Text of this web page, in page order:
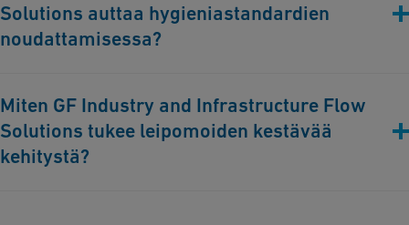
järjestelmiin verrattuna ja parantavat toiminnan yleistä
tehokkuutta ja kestävyyttä.
Solutions auttaa hygieniastandardien
noudattamisessa?
putkistomme varmistavat, että leipomot täyttävät tiukat
hygieniavaatimukset, estävät kontaminaation voivat taata
lopputuotteiden erinomaisen laadun.
Miten GF Industry and Infrastructure Flow
Solutions tukee leipomoiden kestävää
kehitystä?